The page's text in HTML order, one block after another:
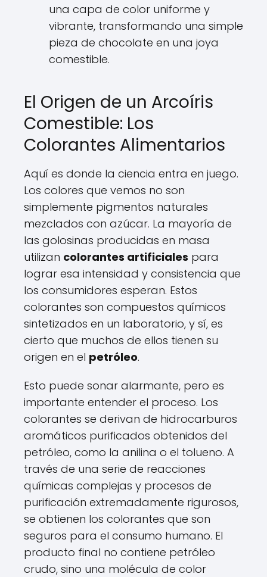
una capa de color uniforme y
vibrante, transformando una simple
pieza de chocolate en una joya
comestible.
El Origen de un Arcoíris
Comestible: Los
Colorantes Alimentarios
Aquí es donde la ciencia entra en juego.
Los colores que vemos no son
simplemente pigmentos naturales
mezclados con azúcar. La mayoría de
las golosinas producidas en masa
utilizan colorantes artificiales para
lograr esa intensidad y consistencia que
los consumidores esperan. Estos
colorantes son compuestos químicos
sintetizados en un laboratorio, y sí, es
cierto que muchos de ellos tienen su
origen en el petróleo.
Esto puede sonar alarmante, pero es
importante entender el proceso. Los
colorantes se derivan de hidrocarburos
aromáticos purificados obtenidos del
petróleo, como la anilina o el tolueno. A
través de una serie de reacciones
químicas complejas y procesos de
purificación extremadamente rigurosos,
se obtienen los colorantes que son
seguros para el consumo humano. El
producto final no contiene petróleo
crudo, sino una molécula de color